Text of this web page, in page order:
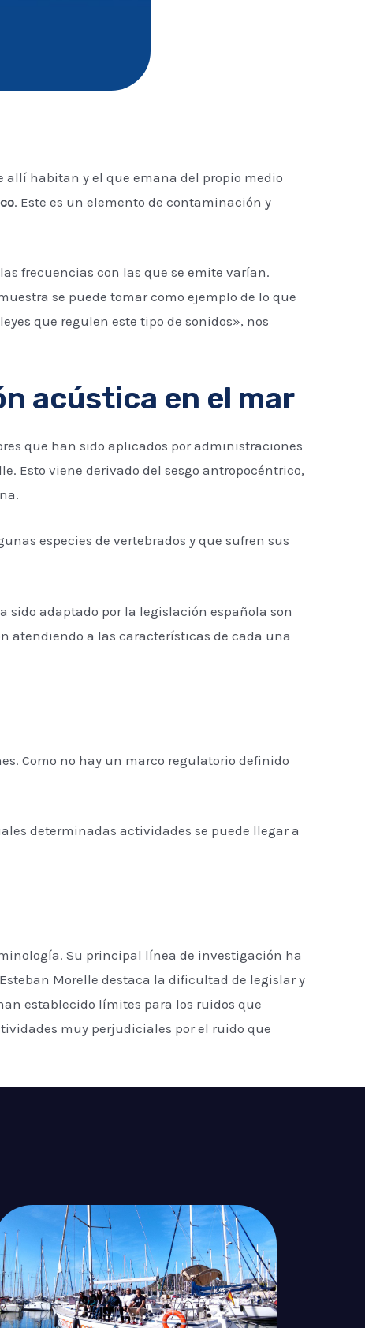
allí habitan y el que emana del propio medio
. Este es un elemento de contaminación y
frecuencias con las que se emite varían.
se puede tomar como ejemplo de lo que
que regulen este tipo de sonidos», nos
acústica en el mar
que han sido aplicados por administraciones
Esto viene derivado del sesgo antropocéntrico,
especies de vertebrados y que sufren sus
adaptado por la legislación española son
atendiendo a las características de cada una
Como no hay un marco regulatorio definido
determinadas actividades se puede llegar a
Su principal línea de investigación ha
Morelle destaca la dificultad de legislar y
establecido límites para los ruidos que
muy perjudiciales por el ruido que